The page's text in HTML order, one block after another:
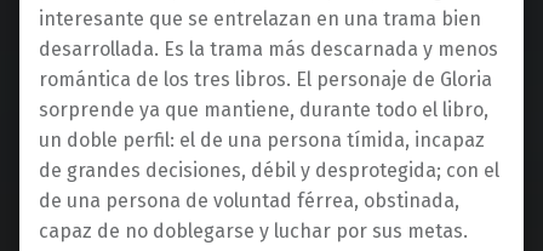
interesante que se entrelazan en una trama bien
desarrollada. Es la trama más descarnada y menos
romántica de los tres libros. El personaje de Gloria
sorprende ya que mantiene, durante todo el libro,
un doble perfil: el de una persona tímida, incapaz
de grandes decisiones, débil y desprotegida; con el
de una persona de voluntad férrea, obstinada,
capaz de no doblegarse y luchar por sus metas.